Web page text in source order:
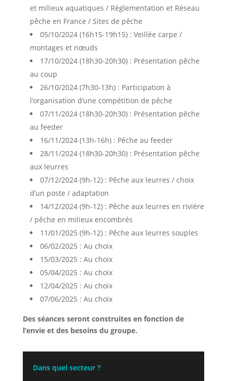
et milieux aquatiques / Règlementation et Réseau
pêche en France / Sites de pêche
05/10/2024 (16h15-19h15) : Veillée carpe /
montages et nœuds
17/10/2024 (18h30-20h30) : Présentation pêche
au coup
26/10/2024 (7h30-13h) : Participation à
l’organisation d’une compétition de pêche
07/11/2024 (18h30-20h30) : Présentation pêche
au feeder
16/11/2024 (13h-16h) : Pêche au feeder
28/11/2024 (18h30-20h30) : Présentation pêche
aux leurres
07/12/2024 (9h-12) : Pêche aux leurres / choix
d’un poste / adaptation
14/12/2024 (9h-12) : Pêche aux leurres en rivière
/ pêche en milieux encombrés
11/01/2025 (9h-12) : Pêche aux leurres souples
06/02/2025 : Au choix
15/03/2025 : Au choix
05/04/2025 : Au choix
12/04/2025 : Au choix
07/06/2025 : Au choix
Des séances seront construites en fonction de
l’envie et des besoins du groupe.
Dans quel secteur ?